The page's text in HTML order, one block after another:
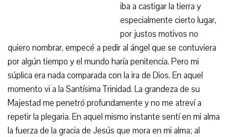
iba a castigar la tierra y
especialmente cierto lugar,
por justos motivos no
quiero nombrar, empecé a pedir al ángel que se contuviera
por algún tiempo y el mundo haría penitencia. Pero mi
súplica era nada comparada con la ira de Dios. En aquel
momento vi a la Santísima Trinidad. La grandeza de su
Majestad me penetró profundamente y no me atreví a
repetir la plegaria. En aquel mismo instante sentí en mi alma
la fuerza de la gracia de Jesús que mora en mi alma; al